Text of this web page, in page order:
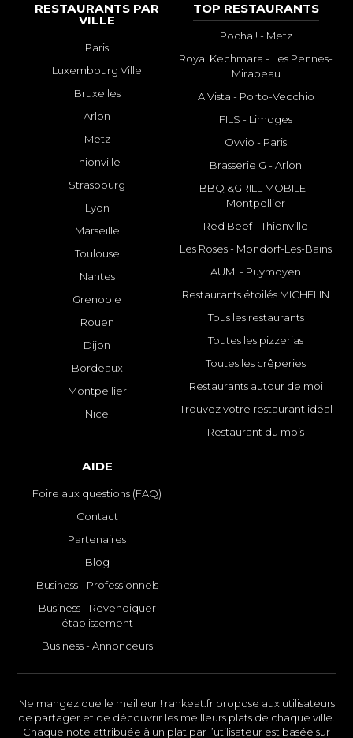
RESTAURANTS PAR
VILLE
Paris
Luxembourg Ville
Bruxelles
Arlon
Metz
Thionville
Strasbourg
Lyon
Marseille
Toulouse
Nantes
Grenoble
Rouen
Dijon
Bordeaux
Montpellier
Nice
TOP RESTAURANTS
Pocha ! - Metz
Royal Kechmara - Les Pennes-
Mirabeau
A Vista - Porto-Vecchio
FILS - Limoges
Ovvio - Paris
Brasserie G - Arlon
BBQ &GRILL MOBILE -
Montpellier
Red Beef - Thionville
Les Roses - Mondorf-Les-Bains
AUMI - Puymoyen
Restaurants étoilés MICHELIN
Tous les restaurants
Toutes les pizzerias
Toutes les crêperies
Restaurants autour de moi
Trouvez votre restaurant idéal
Restaurant du mois
AIDE
Foire aux questions (FAQ)
Contact
Partenaires
Blog
Business - Professionnels
Business - Revendiquer
établissement
Business - Annonceurs
Ne mangez que le meilleur ! rankeat.fr propose aux utilisateurs
de partager et de découvrir les meilleurs plats de chaque ville.
Chaque note attribuée à un plat par l’utilisateur est basée sur